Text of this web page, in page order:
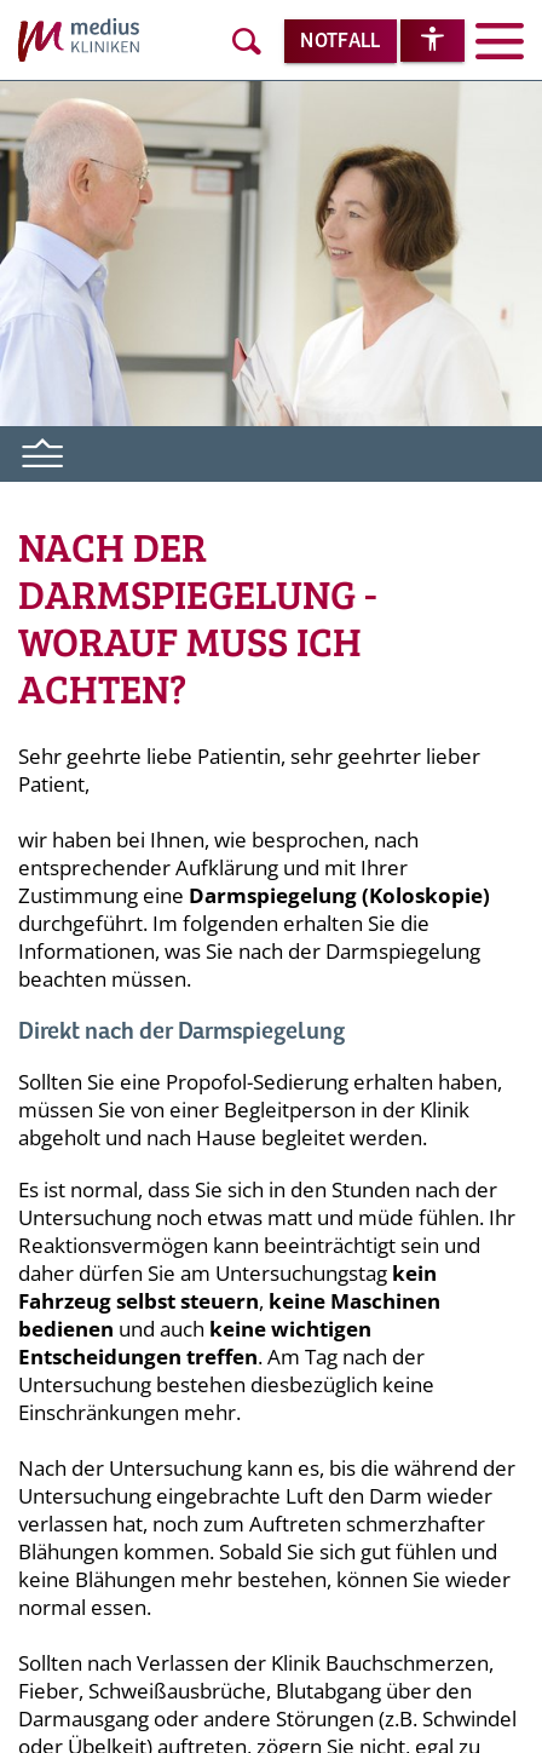
NOTFALL
NACH DER
DARMSPIEGELUNG -
WORAUF MUSS ICH
ACHTEN?
Sehr geehrte liebe Patientin, sehr geehrter lieber
Patient,
wir haben bei Ihnen, wie besprochen, nach
entsprechender Aufklärung und mit Ihrer
Zustimmung eine Darmspiegelung (Koloskopie)
durchgeführt. Im folgenden erhalten Sie die
Informationen, was Sie nach der Darmspiegelung
beachten müssen.
Direkt nach der Darmspiegelung
Sollten Sie eine Propofol-Sedierung erhalten haben,
müssen Sie von einer Begleitperson in der Klinik
abgeholt und nach Hause begleitet werden.
Es ist normal, dass Sie sich in den Stunden nach der
Untersuchung noch etwas matt und müde fühlen. Ihr
Reaktionsvermögen kann beeinträchtigt sein und
daher dürfen Sie am Untersuchungstag kein
Fahrzeug selbst steuern, keine Maschinen
bedienen und auch keine wichtigen
Entscheidungen treffen. Am Tag nach der
Untersuchung bestehen diesbezüglich keine
Einschränkungen mehr.
Nach der Untersuchung kann es, bis die während der
Untersuchung eingebrachte Luft den Darm wieder
verlassen hat, noch zum Auftreten schmerzhafter
Blähungen kommen. Sobald Sie sich gut fühlen und
keine Blähungen mehr bestehen, können Sie wieder
normal essen.
Sollten nach Verlassen der Klinik Bauchschmerzen,
Fieber, Schweißausbrüche, Blutabgang über den
Darmausgang oder andere Störungen (z.B. Schwindel
oder Übelkeit) auftreten, zögern Sie nicht, egal zu